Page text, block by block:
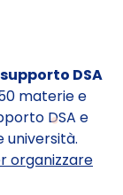
DSA
materie e
DSA e
università.
organizzare